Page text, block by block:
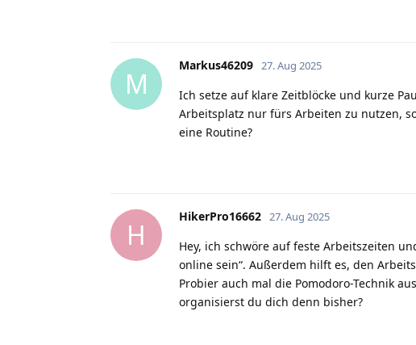
M
Markus46209 27. Aug 2025
Ich setze auf klare Zeitblöcke und kurze
Arbeitsplatz nur fürs Arbeiten zu nutzen,
eine Routine?
H
HikerPro16662 27. Aug 2025
Hey, ich schwöre auf feste Arbeitszeiten
online sein“. Außerdem hilft es, den
Probier auch mal die Pomodoro-Technik
organisierst du dich denn bisher?